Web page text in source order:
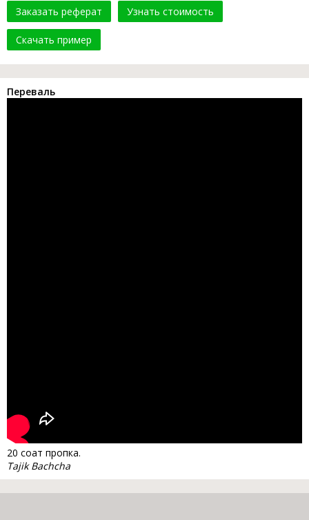
Заказать реферат Узнать стоимость
Скачать пример
Переваль
20 соат пропка.
Tajik Bachcha